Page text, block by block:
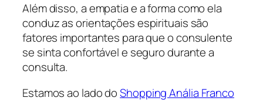
Além disso, a empatia e a forma como ela
conduz as orientações espirituais são
fatores importantes para que o consulente
se sinta confortável e seguro durante a
consulta.
Estamos ao lado doShopping Anália Franco